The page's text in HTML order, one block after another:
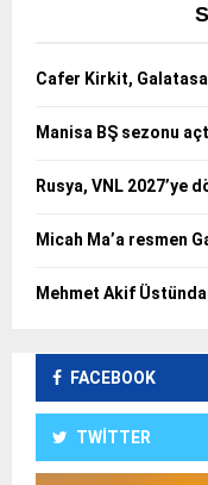
Cafer Kirkit,
Manisa BŞ sezonu
Rusya, VNL 2027’ye
Micah Ma’a resmen
Mehmet Akif
FACEBOOK
TWITTER